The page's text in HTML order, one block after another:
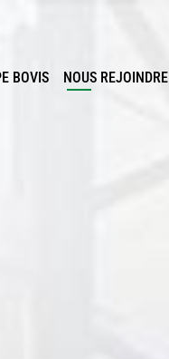
BOVIS NOUS REJOINDRE